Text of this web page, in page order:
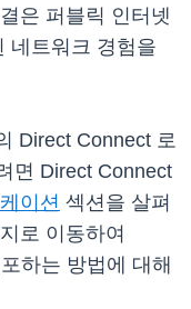
은 퍼블릭 인터넷
네트워크 경험을
Direct Connect 로
면 Direct Connect
이션 섹션을 살펴
로 이동하여
하는 방법에 대해